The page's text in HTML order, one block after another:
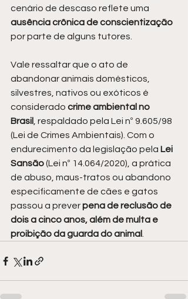
cenário de descaso reflete uma
ausência crônica de conscientização
por parte de alguns tutores.
Vale ressaltar que o ato de
abandonar animais domésticos,
silvestres, nativos ou exóticos é
considerado crime ambiental no
Brasil , respaldado pela Lei nº 9.605/98
(Lei de Crimes Ambientais). Com o
endurecimento da legislação pela Lei
Sansão (Lei nº 14.064/2020), a prática
de abuso, maus-tratos ou abandono
especificamente de cães e gatos
passou a prever pena de reclusão de
dois a cinco anos, além de multa e
proibição da guarda do animal.